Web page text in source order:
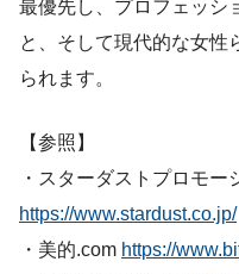
最優先し、プロフェッシ
と、そして現代的な女性
られます。
【参照】
・スターダストプロモー
https://www.stardust.co.jp/
・美的.com https://